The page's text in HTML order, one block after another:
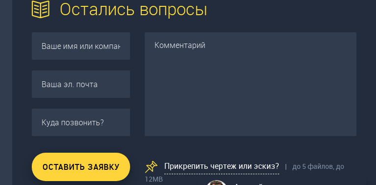
Остались вопросы
Прикрепить чертеж или эскиз? |
до 5 файлов, до
12МВ